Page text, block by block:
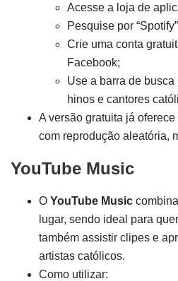
Acesse a loja de
Pesquise por
Crie uma conta
Facebook;
Use a barra de
hinos e cantores
A versão gratuita já
com reprodução aleatória,
YouTube Music
O YouTube Music
lugar, sendo ideal para
também assistir clipes e
artistas católicos.
Como utilizar: